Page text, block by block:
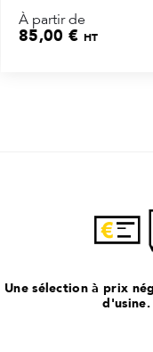
À partir de
85,00 € HT
Une sélection à prix
d'usine.